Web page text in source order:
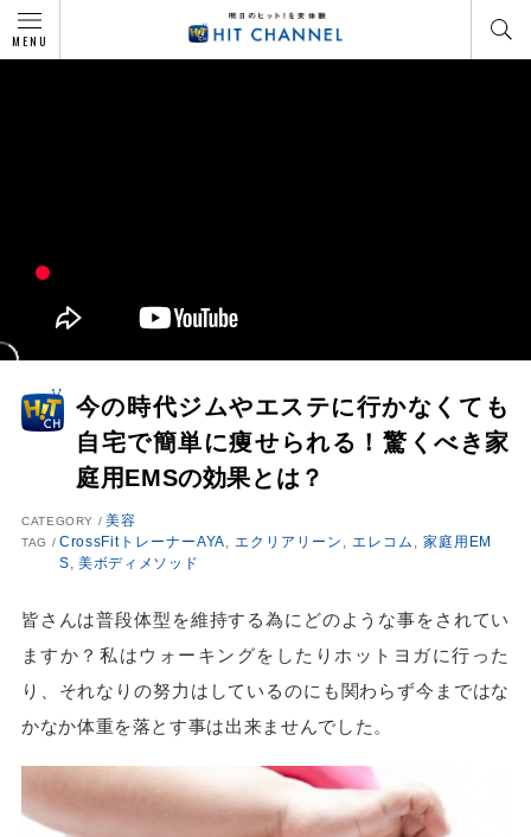
MENU
今の時代ジムやエステに行かなくても
自宅で簡単に痩せられる！驚くべき家
庭用EMSの効果とは？
CATEGORY / 美容
TAG / CrossFitトレーナーAYA, エクリアリーン , エレコム , 家庭用EM
S,美ボディメソッド
皆さんは普段体型を維持する為にどのような事をされてい
ますか？私はウォーキングをしたりホットヨガに行った
り、それなりの努力はしているのにも関わらず今まではな
かなか体重を落とす事は出来ませんでした。